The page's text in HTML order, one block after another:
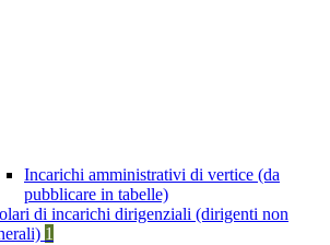
Incarichi amministrativi di vertice (da
pubblicare in tabelle)
di incarichi dirigenziali (dirigenti non
1